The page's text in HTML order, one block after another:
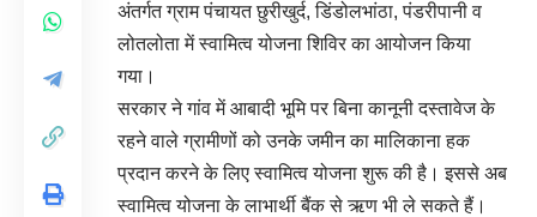
अंतर्गत ग्राम पंचायत छुरीखुर्द, डिंडोलभांठा, पंडरीपानी व
लोतलोता में स्वामित्व योजना शिविर का आयोजन किया
गया।
सरकार ने गांव में आबादी भूमि पर बिना कानूनी दस्तावेज के
रहने वाले ग्रामीणों को उनके जमीन का मालिकाना हक
प्रदान करने के लिए स्वामित्व योजना शुरू की है। इससे अब
स्वामित्व योजना के लाभार्थी बैंक से ऋण भी ले सकते हैं।